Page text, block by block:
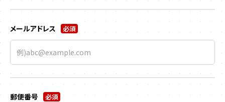
メールアドレス 必須
郵便番号 必須